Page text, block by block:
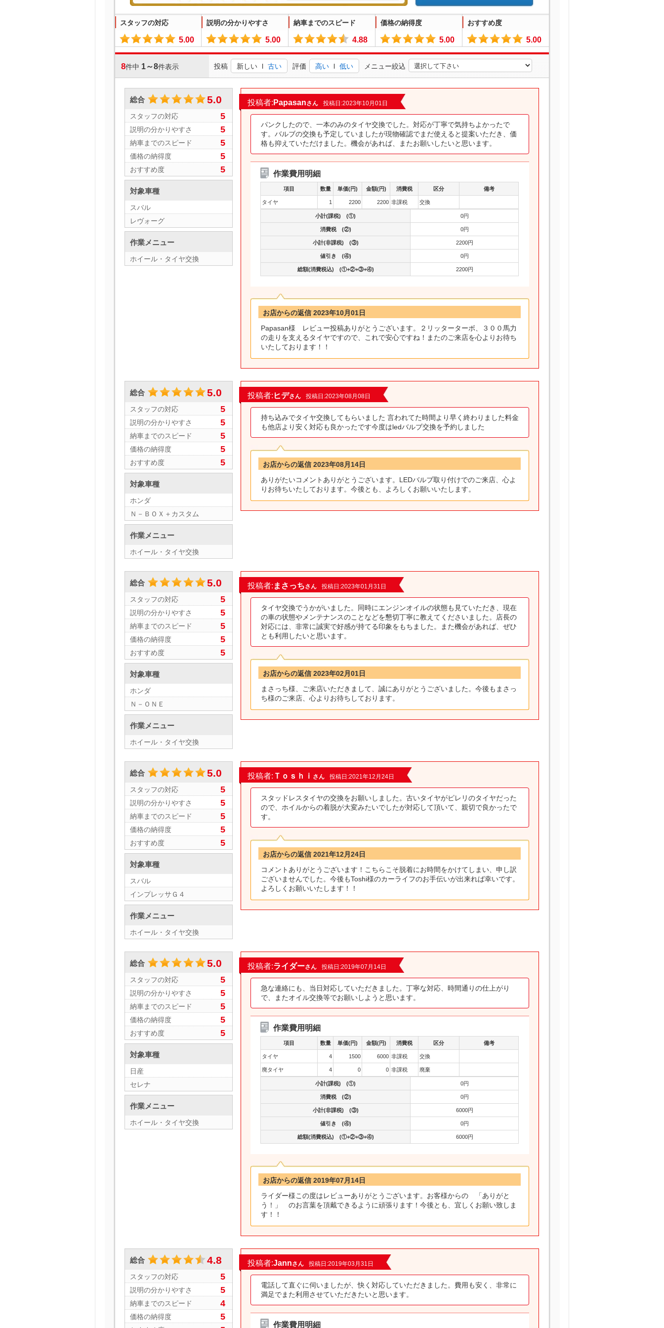
スタッフの対応 説明の分かりやすさ 納車までのスピード 価格の納得度 おすすめ度
5.00 5.00 4.88 5.00 5.00
8件中 1～8件表示 投稿 新しい l 古い 評価 高い l 低い メニュー絞込
総合 5.0
スタッフの対応 5
説明の分かりやすさ 5
納車までのスピード 5
価格の納得度 5
おすすめ度 5
対象車種
スバル
レヴォーグ
作業メニュー
ホイール・タイヤ交換
投稿者:Papasanさん 投稿日:2023年10月01日
パンクしたので、一本のみのタイヤ交換でした。対応が丁寧で気持ちよかったで
す。バルブの交換も予定していましたが現物確認でまだ使えると提案いただき、価
格も抑えていただけました。機会があれば、またお願いしたいと思います。
作業費用明細
項目 数量 単価(円) 金額(円) 消費税 区分 備考
タイヤ 1 2200 2200 非課税 交換
小計(課税) (①) 0円
消費税 (②) 0円
小計(非課税) (③) 2200円
値引き (④) 0円
総額(消費税込) (①+②+③+④) 2200円
お店からの返信 2023年10月01日
Papasan様 レビュー投稿ありがとうございます。２リッターターボ、３００馬力
の走りを支えるタイヤですので、これで安心ですね！またのご来店を心よりお待ち
いたしております！！
総合 5.0
スタッフの対応 5
説明の分かりやすさ 5
納車までのスピード 5
価格の納得度 5
おすすめ度 5
対象車種
ホンダ
Ｎ－ＢＯＸ＋カスタム
作業メニュー
ホイール・タイヤ交換
投稿者: ヒデさん 投稿日:2023年08月08日
持ち込みでタイヤ交換してもらいました 言われてた時間より早く終わりました料金
も他店より安く対応も良かったです今度はledバルブ交換を予約しました
お店からの返信 2023年08月14日
ありがたいコメントありがとうございます。LEDバルブ取り付けでのご来店、心よ
りお待ちいたしております。今後とも、よろしくお願いいたします。
総合 5.0
スタッフの対応 5
説明の分かりやすさ 5
納車までのスピード 5
価格の納得度 5
おすすめ度 5
対象車種
ホンダ
Ｎ－ＯＮＥ
作業メニュー
ホイール・タイヤ交換
投稿者: まさっちさん 投稿日:2023年01月31日
タイヤ交換でうかがいました。同時にエンジンオイルの状態も見ていただき、現在
の車の状態やメンテナンスのことなどを懇切丁寧に教えてくださいました。店長の
対応には、非常に誠実で好感が持てる印象をもちました。また機会があれば、ぜひ
とも利用したいと思います。
お店からの返信 2023年02月01日
まさっち様、ご来店いただきまして、誠にありがとうございました。今後もまさっ
ち様のご来店、心よりお待ちしております。
総合 5.0
スタッフの対応 5
説明の分かりやすさ 5
納車までのスピード 5
価格の納得度 5
おすすめ度 5
対象車種
スバル
インプレッサＧ４
作業メニュー
ホイール・タイヤ交換
投稿者: Ｔｏｓｈｉ さん 投稿日:2021年12月24日
スタッドレスタイヤの交換をお願いしました。古いタイヤがピレリのタイヤだった
ので、ホイルからの着脱が大変みたいでしたが対応して頂いて、親切で良かったで
す。
お店からの返信 2021年12月24日
コメントありがとうございます！こちらこそ脱着にお時間をかけてしまい、申し訳
ございませんでした。今後もToshi様のカーライフのお手伝いが出来れば幸いです。
よろしくお願いいたします！！
総合 5.0
スタッフの対応 5
説明の分かりやすさ 5
納車までのスピード 5
価格の納得度 5
おすすめ度 5
対象車種
日産
セレナ
作業メニュー
ホイール・タイヤ交換
投稿者:ライダーさん 投稿日:2019年07月14日
急な連絡にも、当日対応していただきました。丁寧な対応、時間通りの仕上がり
で、またオイル交換等でお願いしようと思います。
作業費用明細
項目 数量 単価(円) 金額(円) 消費税 区分 備考
タイヤ 4 1500 6000 非課税 交換
廃タイヤ 4 0 0 非課税 廃棄
小計(課税) (①) 0円
消費税 (②) 0円
小計(非課税) (③) 6000円
値引き (④) 0円
総額(消費税込) (①+②+③+④) 6000円
お店からの返信 2019年07月14日
ライダー様この度はレビューありがとうございます。お客様からの 「ありがと
う！」 のお言葉を頂戴できるように頑張ります！今後とも、宜しくお願い致しま
す！！
総合 4.8
スタッフの対応 5
説明の分かりやすさ 5
納車までのスピード 4
価格の納得度 5
投稿者:Jannさん 投稿日:2019年03月31日
電話して直ぐに伺いましたが、快く対応していただきました。費用も安く、非常に
満足でまた利用させていただきたいと思います。
作業費用明細